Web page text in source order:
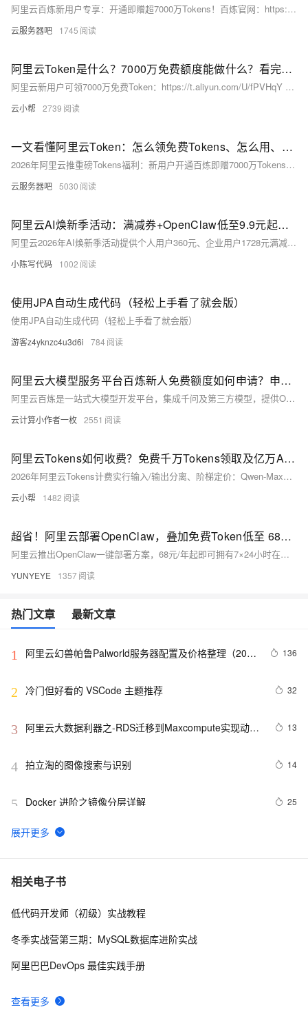
阿里云百炼新用户专享：开通即赠超7000万Tokens！百炼官网：https://t.aliyun.com/U/fPVHqY 零门槛、免绑卡，可免费调用通义千问等70+主流大模型，支持AI编程、智能客服、内容创作等场景，价值数百元，有效期90天。
云服务器吧 1745
阿里云Token是什么？7000万免费额度能做什么？看完省下一大笔
阿里云新用户可领7000万免费Token：https://t.aliyun.com/U/fPVHqY 大模型Token是AI处理文本的基本单位（1个≈0.75个汉字），输入输出均计费。百炼平台百余款千问模型，每款各赠100万Token，有效期90天。相当于可写2.3万篇文章、4.7万次对话或处理933份百页文档，价值数百元。立即开通即享！
云小帮 2739
一文看懂阿里云Token：怎么领免费Tokens、怎么用、能省多少钱？
2026年阿里云推重磅Tokens福利：新用户开通百炼即赠7000万Tokens（每模型100万），永久有效；企业新客更享万亿Tokens扶持。Qwen-Turbo低至0.367元/百万Tokens，阶梯价+4.5折节省计划大幅降本。
云服务器吧 5030
阿里云AI焕新季活动：满减券+OpenClaw低至9.9元起，百炼大模型服务4.5折
阿里云2026年AI焕新季活动提供个人用户360元、企业用户1728元满减券礼包，OpenClaw低至9.9元快速部署，千问大模型全尺寸适配多场景。活动还包括千问焕新计划，企业新客可申领至高2000元优惠券，享万亿Tokens扶持。云服务器2核2G配置38元/年起，精选组合购享折扣价。新迁入云用户享5亿算力补贴，预约出海专家可申请至高10万元补贴。
小陈写代码 1002
使用JPA自动生成代码（轻松上手看了就会版）
使用JPA自动生成代码（轻松上手看了就会版）
游客z4yknzc4u3d6i 784
阿里云大模型服务平台百炼新人免费额度如何申请？申请与使用免费额度教程及常见问题解答
阿里云百炼是一站式大模型开发平台，集成千问及第三方模型，提供OpenAI兼容API及全链路服务，支持快速构建智能体等AI应用。平台为新人提供专属免费额度，自2025年9月8日起有效期为90天，仅限中国内地版模型实时推理费用抵扣，主账号与RAM子账号共享。用户可通过控制台查看剩余额度及过期时间，启用“免费额度用完即停”功能可避免超额扣费。此外，平台还提供免费额度消耗记录、账单查询及消费预警设置，助力开发者高效管理成本。
云计算小作者一枚 2551
阿里云Tokens如何收费？免费千万Tokens领取及亿万AI大模型扶持计划申请入口
2026年阿里云Tokens计费实行输入/输出分离、阶梯定价：Qwen-Max为2.4/9.6元/百万，Qwen-Plus按Token量分档计费。新用户开通百炼平台：https://t.aliyun.com/U/fPVHqY 即赠7000万免费Tokens（每模型各100万，有效期90天），企业还可申请万亿Tokens扶持。
云小帮 1482
超省！阿里云部署OpenClaw，叠加免费Token低至 68元/年！
阿里云推出OpenClaw一键部署方案，68元/年起即可拥有7×24小时在线的AI数字员工！支持通义千问等大模型，具备文件处理、浏览器自动化、多平台接入、任务拆解与插件扩展能力，隐私安全、操作极简，个人与企业均可零门槛高效落地AI自动化。
YUNYEYE 1357
热门文章 最新文章
1
阿里云幻兽帕鲁Palworld服务器配置及价格整理（2024
136
2 冷门但好看的 VSCode 主题推荐 32
3
阿里云大数据利器之-RDS迁移到Maxcompute实现动态
13
4 拍立淘的图像搜索与识别 14
5 Docker 进阶之镜像分层详解 25
6 GET 请求和 POST 请求的安全性有何区别？
7 hdu 3015 Disharmony Trees
8 perl--CGI编程之Apache服务器安装配置
相关电子书
查看更多
低代码开发师（初级）实战教程
冬季实战营第三期：MySQL数据库进阶实战
阿里巴巴DevOps 最佳实践手册